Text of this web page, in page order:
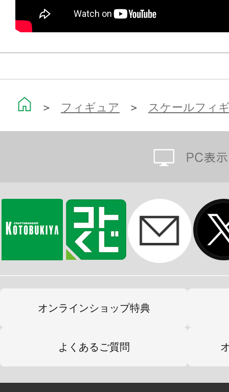
ルーシーとナイトシティをあなたの
飾る場所や時間に応じて、お好きな
※製品では、台座背面にUSB-A端子
家庭用電源もしくはバッテリー等
※画像は試作品です。実際の商品と
＞ フィギュア ＞ スケールフィ
オンラインショップ特典
よくあるご質問